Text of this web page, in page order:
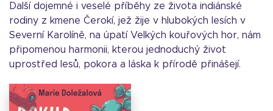
Další dojemné i veselé příběhy ze života indiánské
rodiny z kmene Čerokí, jež žije v hlubokých lesích v
Severní Karolíně, na úpatí Velkých kouřových hor, nám
připomenou harmonii, kterou jednoduchý život
uprostřed lesů, pokora a láska k přírodě přinášejí.